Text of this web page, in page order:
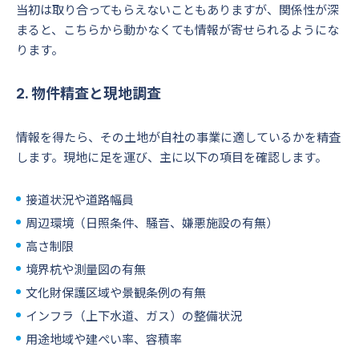
当初は取り合ってもらえないこともありますが、関係性が深
まると、こちらから動かなくても情報が寄せられるようにな
ります。
2. 物件精査と現地調査
情報を得たら、その土地が自社の事業に適しているかを精査
します。現地に足を運び、主に以下の項目を確認します。
接道状況や道路幅員
周辺環境（日照条件、騒音、嫌悪施設の有無）
高さ制限
境界杭や測量図の有無
文化財保護区域や景観条例の有無
インフラ（上下水道、ガス）の整備状況
用途地域や建ぺい率、容積率